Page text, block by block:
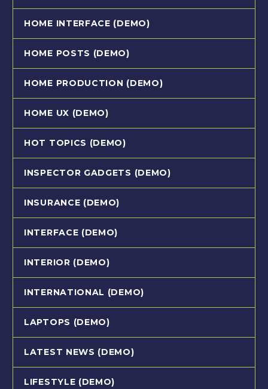
HOME INTERFACE (DEMO)
HOME POSTS (DEMO)
HOME PRODUCTION (DEMO)
HOME UX (DEMO)
HOT TOPICS (DEMO)
INSPECTOR GADGETS (DEMO)
INSURANCE (DEMO)
INTERFACE (DEMO)
INTERIOR (DEMO)
INTERNATIONAL (DEMO)
LAPTOPS (DEMO)
LATEST NEWS (DEMO)
LIFESTYLE (DEMO)